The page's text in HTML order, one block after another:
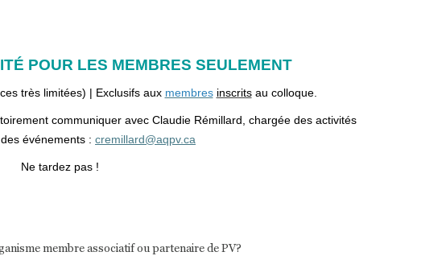
POUR LES MEMBRES SEULEMENT
très limitées) | Exclusifs aux membres inscritsau colloque.
communiquer avec Claudie Rémillard, chargée des activités
événements : cremillard@aqpv.ca
Ne tardez pas !
membre associatif ou partenaire de PV?